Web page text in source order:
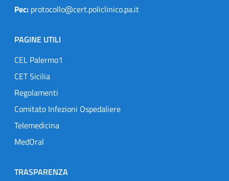
Pec: protocollo@cert.policlinico.pa.it
PAGINE UTILI
CEL Palermo1
CET Sicilia
Regolamenti
Comitato Infezioni Ospedaliere
Telemedicina
MedOral
TRASPARENZA